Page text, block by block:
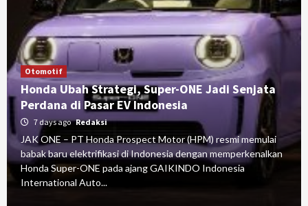
Otomotif
Honda Ubah Strategi, Super-ONE Jadi Senjata
Perdana di Pasar EV Indonesia
7 days ago Redaksi
JAK ONE – PT Honda Prospect Motor (HPM) resmi memulai
babak baru elektrifikasi di Indonesia dengan memperkenalkan
Honda Super-ONE pada ajang GAIKINDO Indonesia
International Auto...